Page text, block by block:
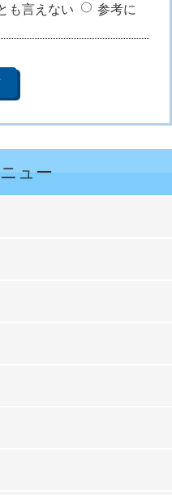
も言えない
参考に
ュー